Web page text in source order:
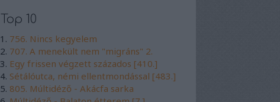
Top 10
756. Nincs kegyelem
707. A menekült nem "migráns" 2.
Egy frissen végzett százados [410.]
Sétálóutca, némi ellentmondással [483.]
805. Múltidéző - Akácfa sarka